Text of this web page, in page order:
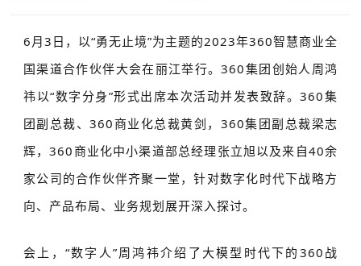
6月3日，以“勇无止境”为主题的2023年360智慧商业全
国渠道合作伙伴大会在丽江举行。360集团创始人周鸿
祎以“数字分身”形式出席本次活动并发表致辞。360集
团副总裁、360商业化总裁黄剑，360集团副总裁梁志
辉，360商业化中小渠道部总经理张立旭以及来自40余
家公司的合作伙伴齐聚一堂，针对数字化时代下战略方
向、产品布局、业务规划展开深入探讨。
会上，“数字人”周鸿祎介绍了大模型时代下的360战